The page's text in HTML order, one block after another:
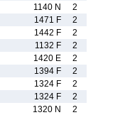
1140 N
2
1471 F
2
1442 F
2
1132 F
2
1420 E
2
1394 F
2
1324 F
2
1324 F
2
1320 N
2